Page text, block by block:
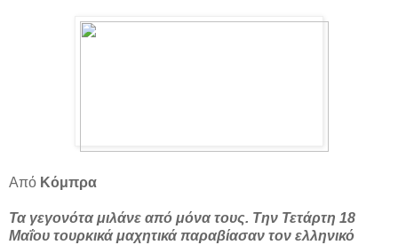
Από Κόμπρα
Τα γεγονότα μιλάνε από μόνα τους. Την Τετάρτη 18
Μαΐου τουρκικά μαχητικά παραβίασαν τον ελληνικό